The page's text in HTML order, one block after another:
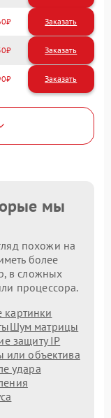
мы
похожи на
более
в сложных
процессора.
картинки
Шум матрицы
защиту IP
или объектива
удара